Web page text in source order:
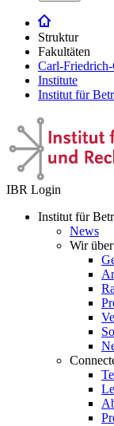
Struktur
Fakultäten
Carl-
Institute
Institut für
IBR Login
Institut für
News
Wir